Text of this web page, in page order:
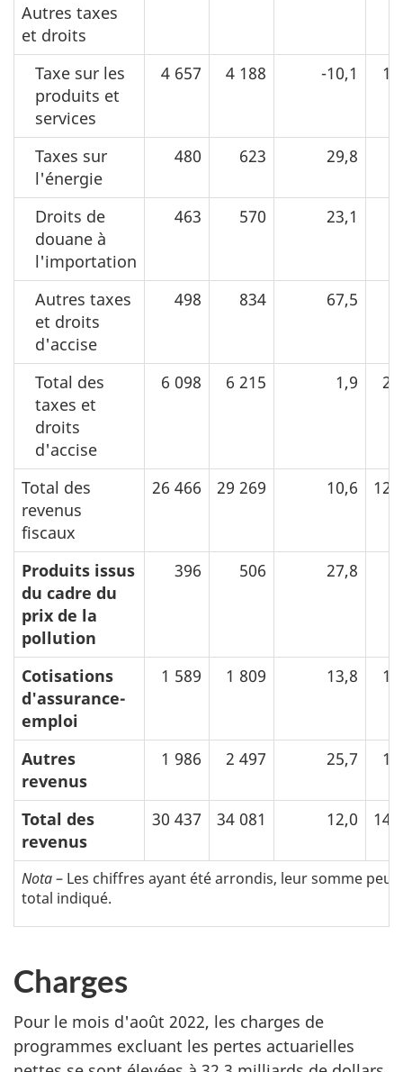
Autres taxes
et droits
Taxe sur les
produits et
services
4 657 4 188 -10,1
Taxes sur
l'énergie
480 623 29,8
Droits de
douane à
l'importation
463 570 23,1
Autres taxes
et droits
d'accise
498 834 67,5
Total des
taxes et
droits
d'accise
6 098 6 215 1,9
Total des
revenus
fiscaux
26 466 29 269 10,6
Produits issus
du cadre du
prix de la
pollution
396 506 27,8
Cotisations
d'assurance-
emploi
1 589 1 809 13,8
Autres
revenus
1 986 2 497 25,7
Total des
revenus
30 437 34 081 12,0
Nota– Les chiffres ayant été arrondis, leur somme
total indiqué.
Charges
Pour le mois d'août 2022, les charges de
programmes excluant les pertes actuarielles